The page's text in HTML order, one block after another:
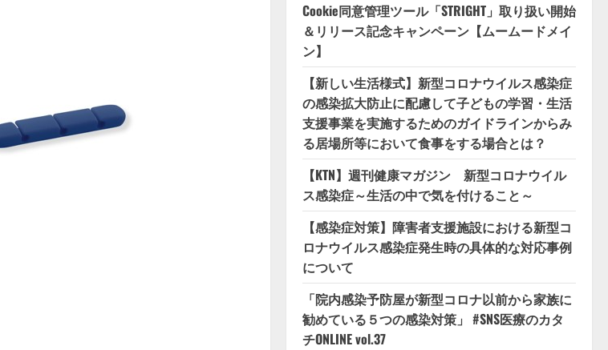
Cookie同意管理ツール「STRIGHT」取り扱い開始
＆リリース記念キャンペーン【ムームードメイ
ン】
【新しい生活様式】新型コロナウイルス感染症
の感染拡大防止に配慮して子どもの学習・生活
支援事業を実施するためのガイドラインからみ
る居場所等において食事をする場合とは？
【KTN】週刊健康マガジン 新型コロナウイル
ス感染症～生活の中で気を付けること～
【感染症対策】障害者支援施設における新型コ
ロナウイルス感染症発生時の具体的な対応事例
について
「院内感染予防屋が新型コロナ以前から家族に
勧めている５つの感染対策」 #SNS医療のカタ
チONLINE vol.37